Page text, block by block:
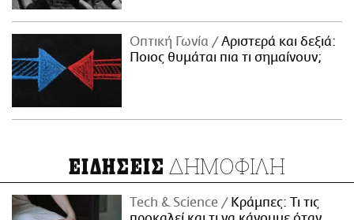
Οπτική Γωνία
Αριστερά και δεξιά:
Ποιος θυμάται πια τι σημαίνουν;
ΕΙΔΗΣΕΙΣ ΔΗΜΟΦΙΛΗ
Τech & Science
Κράμπες: Τι τις